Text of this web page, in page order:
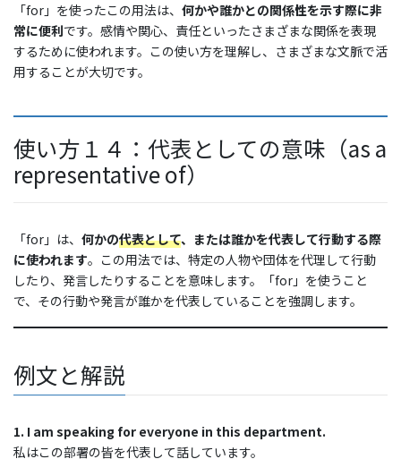
「for」を使ったこの用法は、 何かや誰かとの関係性を示す際に非
常に便利です。感情や関心、責任といったさまざまな関係を表現
するために使われます。この使い方を理解し、さまざまな文脈で活
用することが大切です。
使い方１４：代表としての意味（as a
representative of）
「for」は、 何かの代表として、または誰かを代表して行動する際
に使われます。この用法では、特定の人物や団体を代理して行動
したり、発言したりすることを意味します。「for」を使うこと
で、その行動や発言が誰かを代表していることを強調します。
例文と解説
1. I am speaking for everyone in this department.
私はこの部署の皆を代表して話しています。